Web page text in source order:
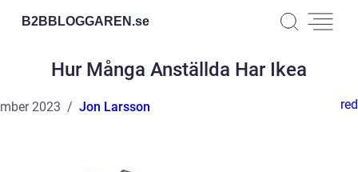
B2BBLOGGAREN.se
Hur Många Anställda Har Ikea
2023 Jon Larsson